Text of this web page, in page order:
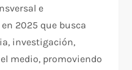
e
2025 que busca
investigación,
medio, promoviendo